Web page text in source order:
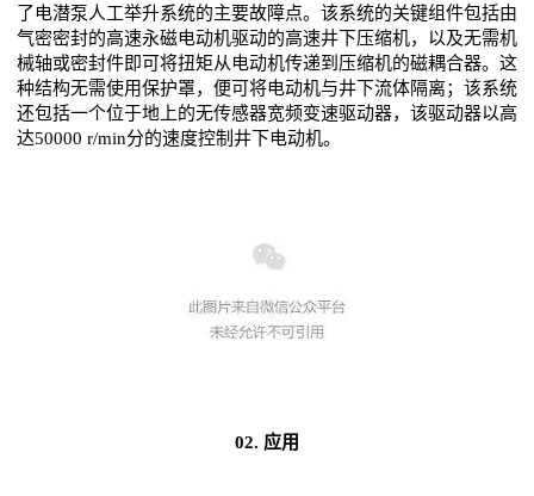
了电潜泵人工举升系统的主要故障点。该系统的关键组件包括由
气密密封的高速永磁电动机驱动的高速井下压缩机，以及无需机
械轴或密封件即可将扭矩从电动机传递到压缩机的磁耦合器。这
种结构无需使用保护罩，便可将电动机与井下流体隔离；该系统
还包括一个位于地上的无传感器宽频变速驱动器，该驱动器以高
达50000 r/min分的速度控制井下电动机。
02. 应用